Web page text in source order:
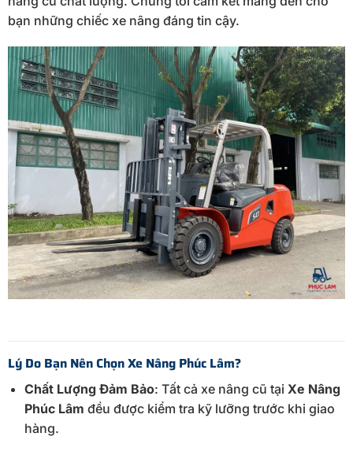
bạn những chiếc xe nâng đáng tin cậy.
Lý Do Bạn Nên Chọn Xe Nâng Phúc Lâm?
Chất Lượng Đảm Bảo: Tất cả xe nâng cũ tại Xe Nâng
Phúc Lâm đều được kiểm tra kỹ lưỡng trước khi giao
hàng.